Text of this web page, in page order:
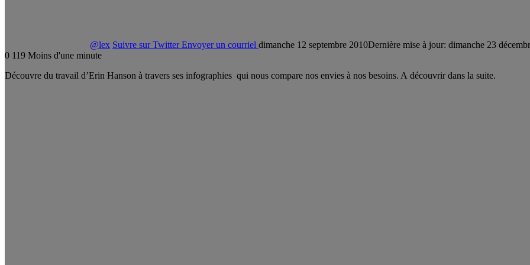
@lex Suivre sur Twitter Envoyer un courriel dimanche 12 septembre 2010Dernière mise à jour: dimanche 23
0 119 Moins d'une minute
Découvre du travail d’Erin Hanson à travers ses infographies qui nous compare nos envies à nos besoins. A découvrir dans la suite.